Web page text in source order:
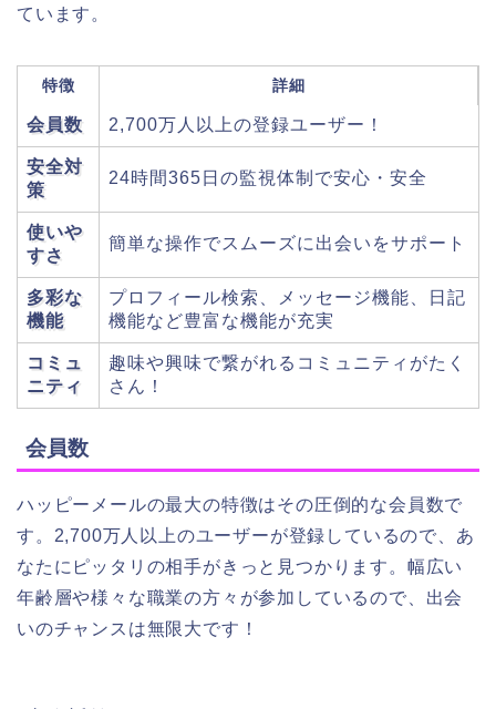
ています。
特徴 詳細
会員数 2,700万人以上の登録ユーザー！
安全対
策
24時間365日の監視体制で安心・安全
使いや
すさ
簡単な操作でスムーズに出会いをサポート
多彩な
機能
プロフィール検索、メッセージ機能、日記
機能など豊富な機能が充実
コミュ
ニティ
趣味や興味で繋がれるコミュニティがたく
さん！
会員数
ハッピーメールの最大の特徴はその圧倒的な会員数で
す。2,700万人以上のユーザーが登録しているので、あ
なたにピッタリの相手がきっと見つかります。幅広い
年齢層や様々な職業の方々が参加しているので、出会
いのチャンスは無限大です！